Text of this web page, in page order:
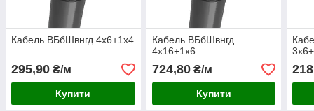
Кабель ВБбШвнгд 4х6+1х4
295,90 ₴/м
Купити
Кабель ВБбШвнгд
4х16+1х6
724,80₴/м
Купити